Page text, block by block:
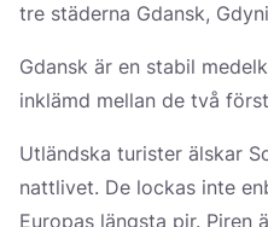
tre städerna Gdansk,
Gdansk är en stabil
inklämd mellan de två
Utländska turister älskar
nattlivet. De lockas inte
Europas längsta pir.